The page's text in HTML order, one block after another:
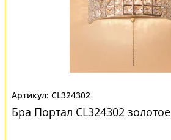
CL324302
Бра Портал CL324302 золотое